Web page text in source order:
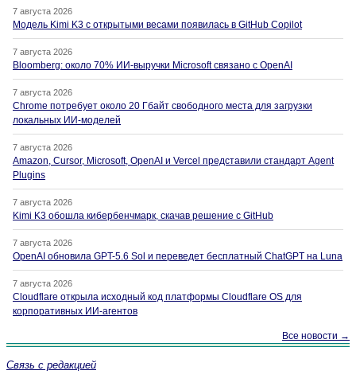
7 августа 2026
Модель Kimi K3 с открытыми весами появилась в GitHub Copilot
7 августа 2026
Bloomberg: около 70% ИИ-выручки Microsoft связано с OpenAI
7 августа 2026
Chrome потребует около 20 Гбайт свободного места для загрузки
локальных ИИ-моделей
7 августа 2026
Amazon, Cursor, Microsoft, OpenAI и Vercel представили стандарт Agent
Plugins
7 августа 2026
Kimi K3 обошла кибербенчмарк, скачав решение с GitHub
7 августа 2026
OpenAI обновила GPT-5.6 Sol и переведет бесплатный ChatGPT на Luna
7 августа 2026
Cloudflare открыла исходный код платформы Cloudflare OS для
корпоративных ИИ-агентов
Все новости →
Связь с редакцией